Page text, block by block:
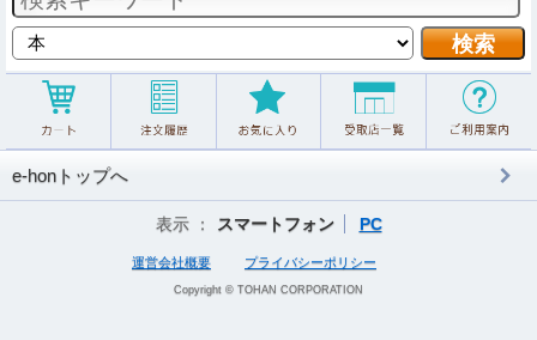
e-honトップへ
表示 ： スマートフォン PC
運営会社概要 プライバシーポリシー
Copyright © TOHAN CORPORATION